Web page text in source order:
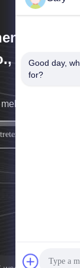
Ltd
uns so
Good day,
for?